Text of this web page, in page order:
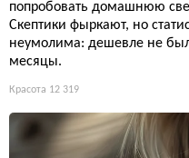
попробовать домашнюю
Скептики фыркают, но
неумолима: дешевле не
месяцы.
Красота 12 319